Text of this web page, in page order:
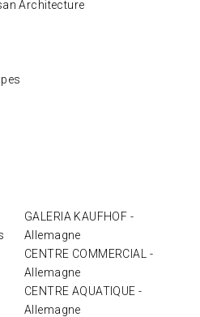
Architecture
GALERIA KAUFHOF -
Allemagne
CENTRE COMMERCIAL -
Allemagne
CENTRE AQUATIQUE -
Allemagne